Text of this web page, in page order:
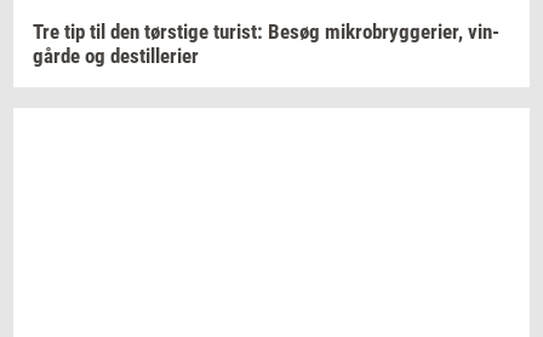
Tre tip til den tørsti­ge turist: Besøg mi­kro­bryg­ge­ri­er, vin­
går­de og destil­le­ri­er